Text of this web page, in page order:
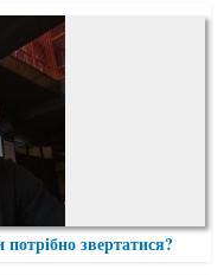
звертатися?